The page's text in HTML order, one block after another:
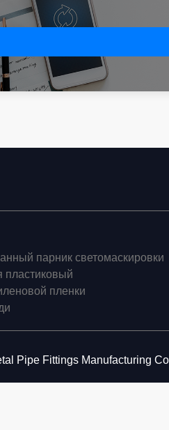
парник светомаскировки
пластиковый
пленки
Pipe Fittings Manufacturing